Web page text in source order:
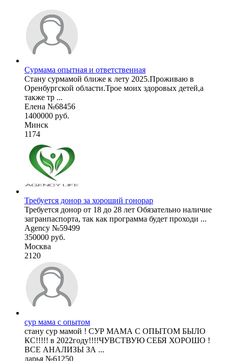
Сурмама опытная и ответственная
Стану сурмамой ближе к лету 2025.Проживаю в
Оренбургской области.Трое моих здоровых детей,а
также тр ...
Елена №68456
1400000 руб.
Минск
1174
Требуется донор за хороший гонорар
Требуется донор от 18 до 28 лет Обязательно наличие
загранпаспорта, так как программа будет проходи ...
Agency №59499
350000 руб.
Москва
2120
сур мама с опытом
стану сур мамой ! СУР МАМА С ОПЫТОМ БЫЛО
КС!!!!! в 2022году!!!!ЧУВСТВУЮ СЕБЯ ХОРОШО !
ВСЕ АНАЛИЗЫ ЗА ...
дарья №61250